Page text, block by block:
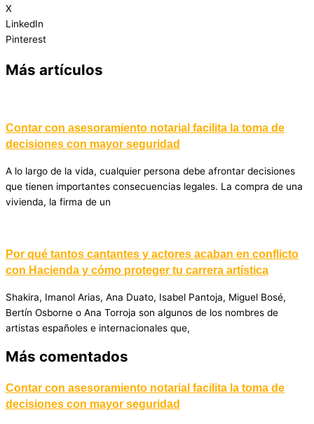
X
LinkedIn
Pinterest
Más artículos
Contar con asesoramiento notarial facilita la toma de
decisiones con mayor seguridad
A lo largo de la vida, cualquier persona debe afrontar decisiones
que tienen importantes consecuencias legales. La compra de una
vivienda, la firma de un
Por qué tantos cantantes y actores acaban en conflicto
con Hacienda y cómo proteger tu carrera artística
Shakira, Imanol Arias, Ana Duato, Isabel Pantoja, Miguel Bosé,
Bertín Osborne o Ana Torroja son algunos de los nombres de
artistas españoles e internacionales que,
Más comentados
Contar con asesoramiento notarial facilita la toma de
decisiones con mayor seguridad